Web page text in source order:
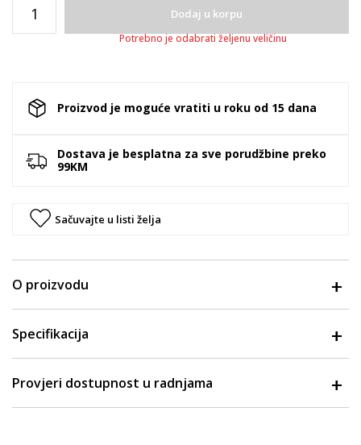
Dodaj u korpu
Potrebno je odabrati željenu veličinu
Proizvod je moguće vratiti u roku od 15 dana
Dostava je besplatna za sve porudžbine preko
99KM
Sačuvajte u listi želja
O proizvodu
Specifikacija
Provjeri dostupnost u radnjama